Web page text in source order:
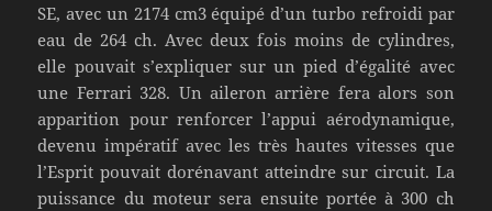
SE, avec un 2174 cm3 équipé d’un turbo refroidi par
eau de 264 ch. Avec deux fois moins de cylindres,
elle pouvait s’expliquer sur un pied d’égalité avec
une Ferrari 328. Un aileron arrière fera alors son
apparition pour renforcer l’appui aérodynamique,
devenu impératif avec les très hautes vitesses que
l’Esprit pouvait dorénavant atteindre sur circuit. La
puissance du moteur sera ensuite portée à 300 ch